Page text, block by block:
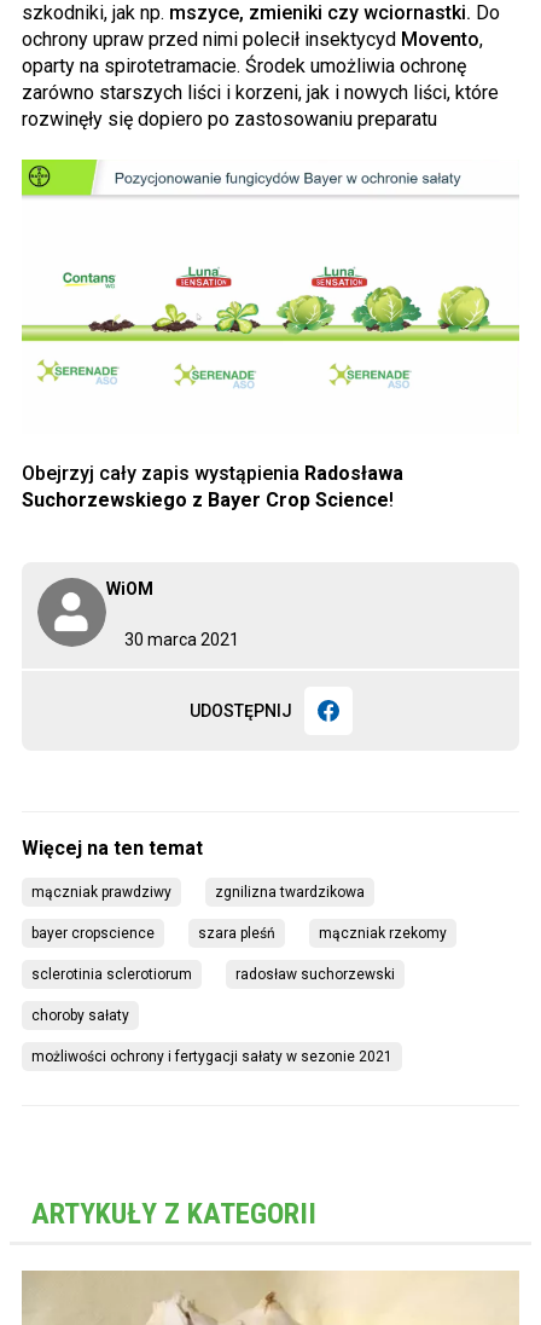
30 marca 2021
WiOM
UDOSTĘPNIJ
szkodniki, jak np. mszyce, zmieniki czy wciornastki. Do
ochrony upraw przed nimi polecił insektycyd Movento,
oparty na spirotetramacie. Środek umożliwia ochronę
zarówno starszych liści i korzeni, jak i nowych liści, które
rozwinęły się dopiero po zastosowaniu preparatu
Obejrzyj cały zapis wystąpienia Radosława
Suchorzewskiego z Bayer Crop Science!
mączniak prawdziwy zgnilizna twardzikowa
bayer cropscience szara pleśń mączniak rzekomy
sclerotinia sclerotiorum radosław suchorzewski
choroby sałaty
możliwości ochrony i fertygacji sałaty w sezonie 2021
ARTYKUŁY Z KATEGORII